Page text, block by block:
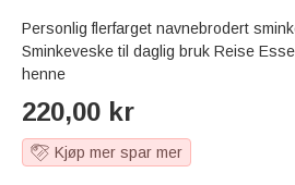
Personlig flerfarget navnebrodert
Sminkeveske til daglig bruk Reise
henne
220,00 kr
Kjøp mer spar mer